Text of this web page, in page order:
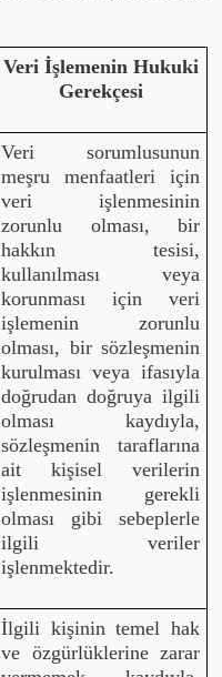
Veri İşlemenin Hukuki
Gerekçesi
Veri sorumlusunun
meşru menfaatleri için
veri işlenmesinin
zorunlu olması, bir
hakkın tesisi,
kullanılması veya
korunması için veri
işlemenin zorunlu
olması, bir sözleşmenin
kurulması veya ifasıyla
doğrudan doğruya ilgili
olması kaydıyla,
sözleşmenin taraflarına
ait kişisel verilerin
işlenmesinin gerekli
olması gibi sebeplerle
ilgili veriler
işlenmektedir.
İlgili kişinin temel hak
ve özgürlüklerine zarar